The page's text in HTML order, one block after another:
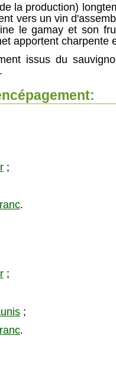
la production)
vers un vin
le gamay et son
apportent charpente
issus du
;
.
;
;
.